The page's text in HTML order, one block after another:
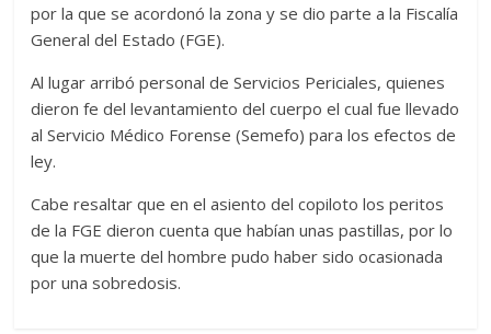
por la que se acordonó la zona y se dio parte a la Fiscalía
General del Estado (FGE).
Al lugar arribó personal de Servicios Periciales, quienes
dieron fe del levantamiento del cuerpo el cual fue llevado
al Servicio Médico Forense (Semefo) para los efectos de
ley.
Cabe resaltar que en el asiento del copiloto los peritos
de la FGE dieron cuenta que habían unas pastillas, por lo
que la muerte del hombre pudo haber sido ocasionada
por una sobredosis.